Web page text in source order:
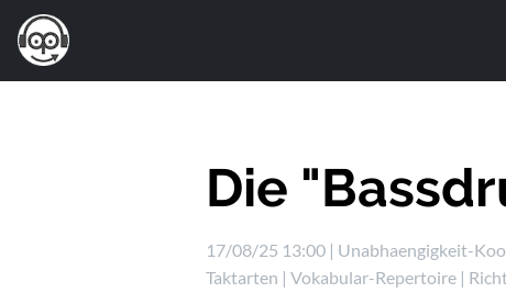
Die
17/08/25 13:00 | Unabhaengigkeit-
Taktarten | Vokabular-Repertoire |